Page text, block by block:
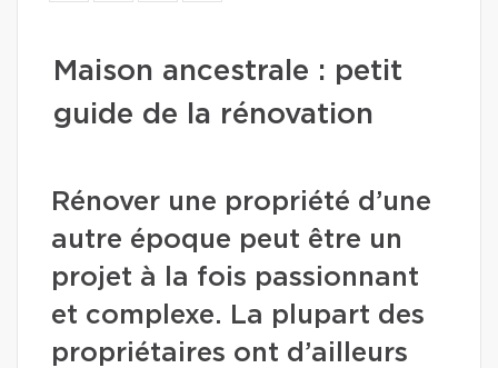
Maison ancestrale : petit
guide de la rénovation
Rénover une propriété d’une
autre époque peut être un
projet à la fois passionnant
et complexe. La plupart des
propriétaires ont d’ailleurs